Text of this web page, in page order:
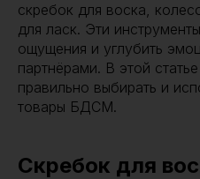
скребок для воска,
для ласк. Эти
ощущения и углубить
партнёрами. В этой
правильно выбирать и
товары БДСМ.
Скребок для